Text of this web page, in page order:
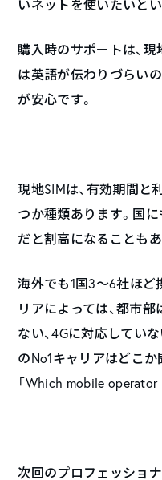
いネットを使いたいと
購入時のサポートは、
は英語が伝わりづらい
が安心です。
現地SIMは、有効期間と
つか種類あります。国
だと割高になることもあ
海外でも1国3〜6社ほど
リアによっては、都市
ない、4Gに対応してい
のNo1キャリアはどこ
「Which mobile operator
次回のプロフェッショ